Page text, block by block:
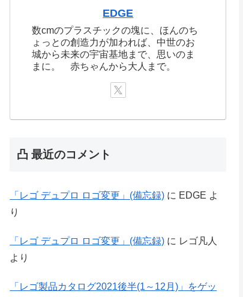
EDGE
数cmのプラスチックの塊に、ほんのち
ょっとの創造力が加われば、中世のお
城から未来の宇宙基地まで、思いのま
まに。 赤ちゃんから大人まで。
凸 最近のコメント
「レゴ デュプロ ロゴ変更」(備忘録) に EDGE よ
り
「レゴ デュプロ ロゴ変更」(備忘録) に レゴ凡人
より
「レゴ製品カタログ2021後半(1～12月)」をゲッ